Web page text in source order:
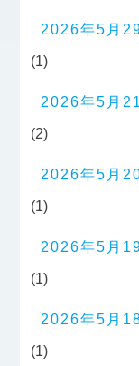
2026年5月
(1)
2026年5月
(2)
2026年5月
(1)
2026年5月
(1)
2026年5月
(1)